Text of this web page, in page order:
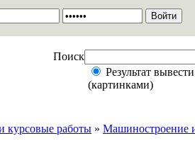
Поиск
Результат
(картинками)
курсовые работы » Машиностроение